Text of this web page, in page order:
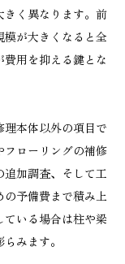
きく異なります。前
が大きくなると全
用を抑える鍵とな
本体以外の項目で
フローリングの補修
追加調査、そして工
予備費まで積み上
いる場合は柱や梁
みます。